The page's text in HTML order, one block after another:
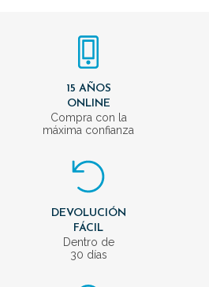
15 AÑOS
ONLINE
Compra con la
máxima confianza
DEVOLUCIÓN
FÁCIL
Dentro de
30 días